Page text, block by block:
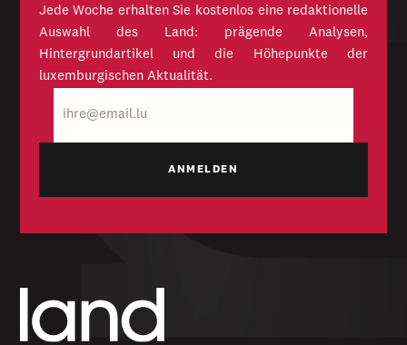
Jede Woche erhalten Sie kostenlos eine redaktionelle
Auswahl des Land: prägende Analysen,
Hintergrundartikel und die Höhepunkte der
luxemburgischen Aktualität.
Mail